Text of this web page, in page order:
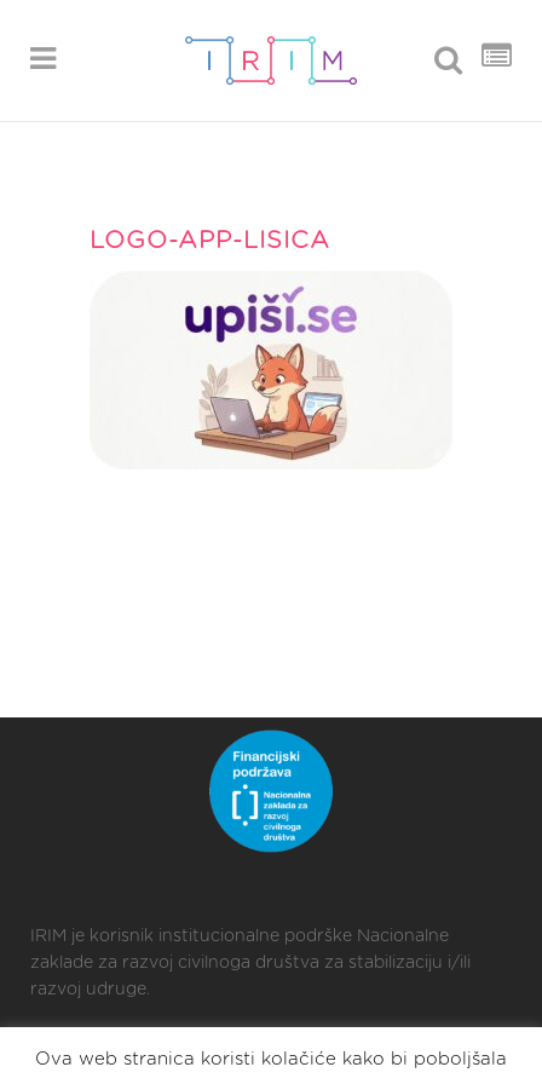
LOGO-APP-LISICA
IRIM je korisnik institucionalne podrške Nacionalne
zaklade za razvoj civilnoga društva za stabilizaciju i/ili
razvoj udruge.
Ova web stranica koristi kolačiće kako bi poboljšala